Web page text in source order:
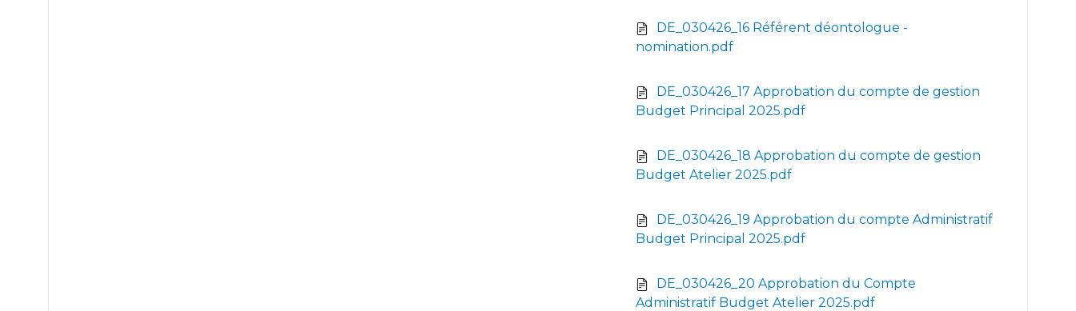
DE_030426_16 Référent déontologue -
nomination.pdf
DE_030426_17 Approbation du compte de gestion
Budget Principal 2025.pdf
DE_030426_18 Approbation du compte de gestion
Budget Atelier 2025.pdf
DE_030426_19 Approbation du compte Administratif
Budget Principal 2025.pdf
DE_030426_20 Approbation du Compte
Administratif Budget Atelier 2025.pdf